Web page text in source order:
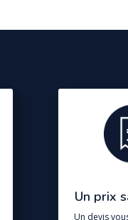
Un prix
Un devis